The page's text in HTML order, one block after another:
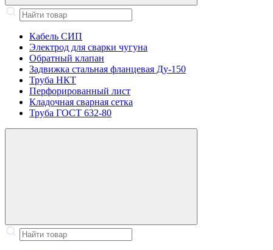
Кабель СИП
Электрод для сварки чугуна
Обратный клапан
Задвижка стальная фланцевая Ду-150
Труба НКТ
Перфорированный лист
Кладочная сварная сетка
Труба ГОСТ 632-80